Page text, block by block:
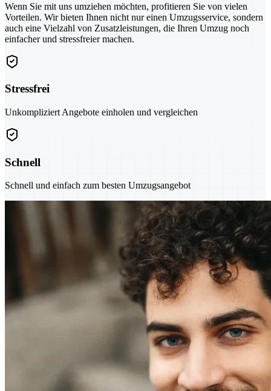
Wenn Sie mit uns umziehen möchten, profitieren Sie von vielen
Vorteilen. Wir bieten Ihnen nicht nur einen Umzugsservice, sondern
auch eine Vielzahl von Zusatzleistungen, die Ihren Umzug noch
einfacher und stressfreier machen.
Stressfrei
Unkompliziert Angebote einholen und vergleichen
Schnell
Schnell und einfach zum besten Umzugsangebot